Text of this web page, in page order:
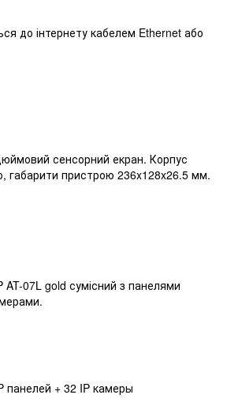
до інтернету кабелем Ethernet або
сенсорний екран. Корпус
габарити пристрою 236x128x26.5 мм.
07L gold сумісний з панелями
панелей + 32 IP камеры